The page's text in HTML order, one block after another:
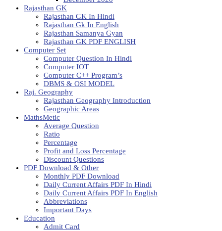
Rajasthan GK
Rajasthan GK In Hindi
Rajasthan Gk In English
Rajasthan Samanya Gyan
Rajasthan GK PDF ENGLISH
Computer Set
Computer Question In Hindi
Computer IOT
Computer C++ Program’s
DBMS & OSI MODEL
Raj. Geography
Rajasthan Geography Introduction
Geographic Areas
MathsMetic
Average Question
Ratio
Percentage
Profit and Loss Percentage
Discount Questions
PDF Download & Other
Monthly PDF Download
Daily Current Affairs PDF In Hindi
Daily Current Affairs PDF In English
Abbreviations
Important Days
Education
Admit Card